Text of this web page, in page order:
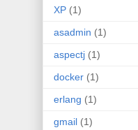
XP (1)
asadmin (1)
aspectj (1)
docker (1)
erlang (1)
gmail (1)